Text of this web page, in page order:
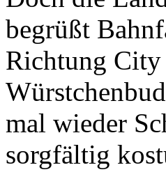
begrüßt
Richtung City
mal wieder
sorgfältig